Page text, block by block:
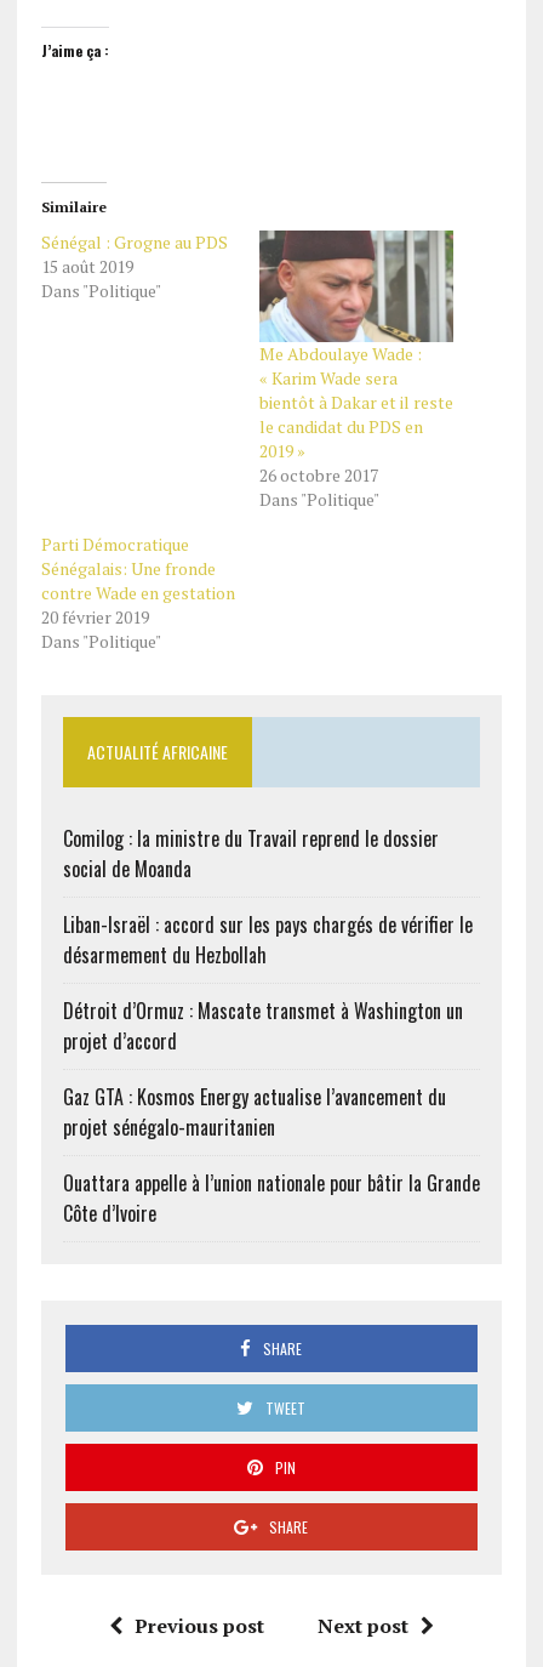
J’aime ça :
Similaire
Sénégal : Grogne au PDS
15 août 2019
Dans "Politique"
Me Abdoulaye Wade :
« Karim Wade sera
bientôt à Dakar et il reste
le candidat du PDS en
2019 »
26 octobre 2017
Dans "Politique"
Parti Démocratique
Sénégalais: Une fronde
contre Wade en gestation
20 février 2019
Dans "Politique"
ACTUALITÉ AFRICAINE
Comilog : la ministre du Travail reprend le dossier
social de Moanda
Liban-Israël : accord sur les pays chargés de vérifier le
désarmement du Hezbollah
Détroit d’Ormuz : Mascate transmet à Washington un
projet d’accord
Gaz GTA : Kosmos Energy actualise l’avancement du
projet sénégalo-mauritanien
Ouattara appelle à l’union nationale pour bâtir la Grande
Côte d’Ivoire
SHARE
TWEET
PIN
SHARE
Previous post Next post